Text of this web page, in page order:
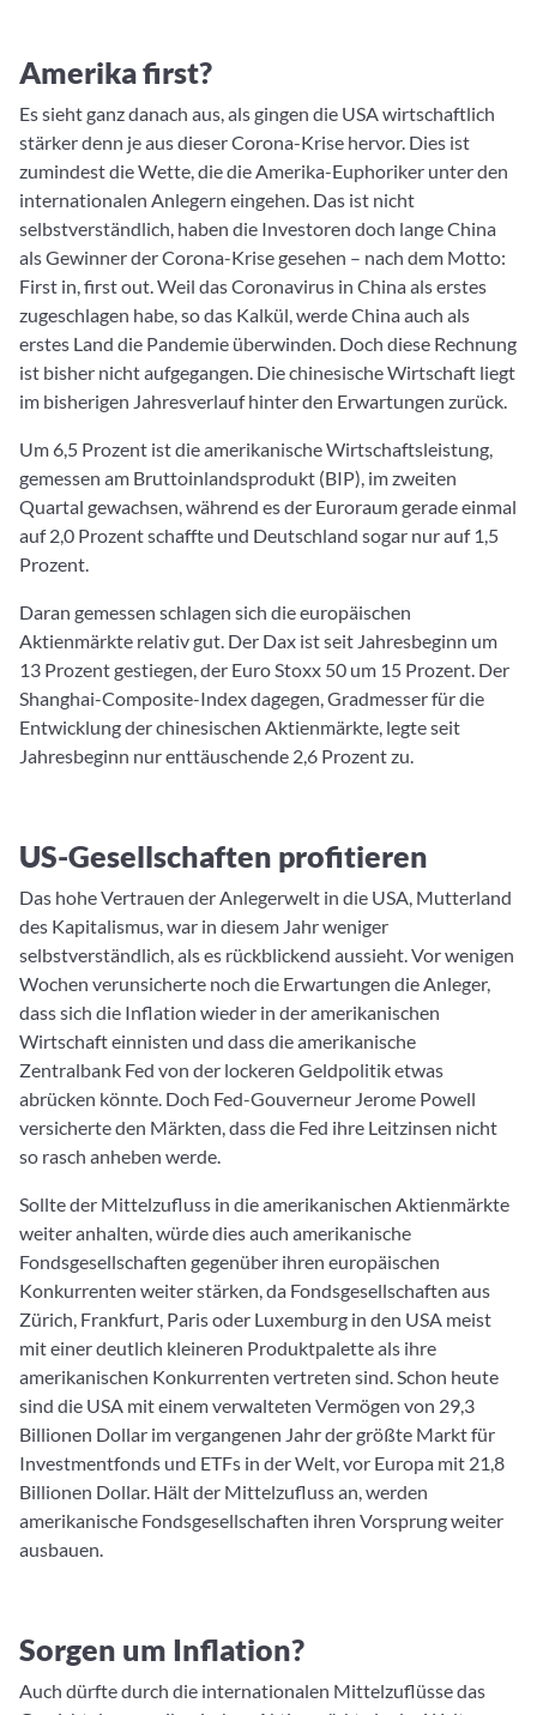
Amerika first?
Es sieht ganz danach aus, als gingen die USA wirtschaftlich
stärker denn je aus dieser Corona-Krise hervor. Dies ist
zumindest die Wette, die die Amerika-Euphoriker unter den
internationalen Anlegern eingehen. Das ist nicht
selbstverständlich, haben die Investoren doch lange China
als Gewinner der Corona-Krise gesehen – nach dem Motto:
First in, first out. Weil das Coronavirus in China als erstes
zugeschlagen habe, so das Kalkül, werde China auch als
erstes Land die Pandemie überwinden. Doch diese Rechnung
ist bisher nicht aufgegangen. Die chinesische Wirtschaft liegt
im bisherigen Jahresverlauf hinter den Erwartungen zurück.
Um 6,5 Prozent ist die amerikanische Wirtschaftsleistung,
gemessen am Bruttoinlandsprodukt (BIP), im zweiten
Quartal gewachsen, während es der Euroraum gerade einmal
auf 2,0 Prozent schaffte und Deutschland sogar nur auf 1,5
Prozent.
Daran gemessen schlagen sich die europäischen
Aktienmärkte relativ gut. Der Dax ist seit Jahresbeginn um
13 Prozent gestiegen, der Euro Stoxx 50 um 15 Prozent. Der
Shanghai-Composite-Index dagegen, Gradmesser für die
Entwicklung der chinesischen Aktienmärkte, legte seit
Jahresbeginn nur enttäuschende 2,6 Prozent zu.
US-Gesellschaften profitieren
Das hohe Vertrauen der Anlegerwelt in die USA, Mutterland
des Kapitalismus, war in diesem Jahr weniger
selbstverständlich, als es rückblickend aussieht. Vor wenigen
Wochen verunsicherte noch die Erwartungen die Anleger,
dass sich die Inflation wieder in der amerikanischen
Wirtschaft einnisten und dass die amerikanische
Zentralbank Fed von der lockeren Geldpolitik etwas
abrücken könnte. Doch Fed-Gouverneur Jerome Powell
versicherte den Märkten, dass die Fed ihre Leitzinsen nicht
so rasch anheben werde.
Sollte der Mittelzufluss in die amerikanischen Aktienmärkte
weiter anhalten, würde dies auch amerikanische
Fondsgesellschaften gegenüber ihren europäischen
Konkurrenten weiter stärken, da Fondsgesellschaften aus
Zürich, Frankfurt, Paris oder Luxemburg in den USA meist
mit einer deutlich kleineren Produktpalette als ihre
amerikanischen Konkurrenten vertreten sind. Schon heute
sind die USA mit einem verwalteten Vermögen von 29,3
Billionen Dollar im vergangenen Jahr der größte Markt für
Investmentfonds und ETFs in der Welt, vor Europa mit 21,8
Billionen Dollar. Hält der Mittelzufluss an, werden
amerikanische Fondsgesellschaften ihren Vorsprung weiter
ausbauen.
Sorgen um Inflation?
Auch dürfte durch die internationalen Mittelzuflüsse das